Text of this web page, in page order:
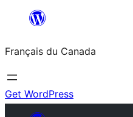
contenu
Français du Canada
Get WordPress